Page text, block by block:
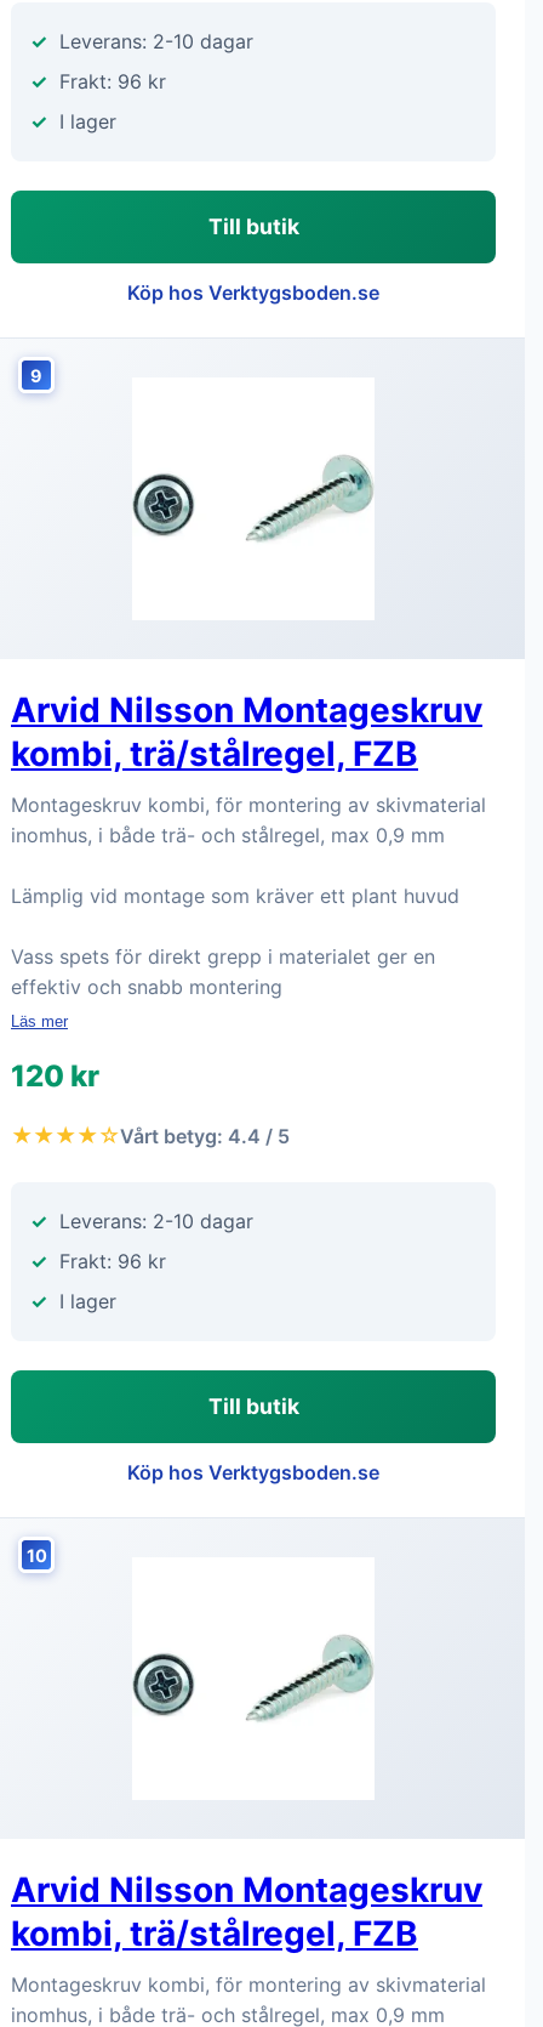
Leverans: 2-10 dagar
Frakt: 96 kr
I lager
Till butik
Köp hos Verktygsboden.se
9
Arvid Nilsson Montageskruv
kombi, trä/stålregel, FZB
Montageskruv kombi, för montering av skivmaterial
inomhus, i både trä- och stålregel, max 0,9 mm
Lämplig vid montage som kräver ett plant huvud
Vass spets för direkt grepp i materialet ger en
effektiv och snabb montering
Läs mer
120 kr
★★★★☆Vårt betyg: 4.4 / 5
Leverans: 2-10 dagar
Frakt: 96 kr
I lager
Till butik
Köp hos Verktygsboden.se
10
Arvid Nilsson Montageskruv
kombi, trä/stålregel, FZB
Montageskruv kombi, för montering av skivmaterial
inomhus, i både trä- och stålregel, max 0,9 mm